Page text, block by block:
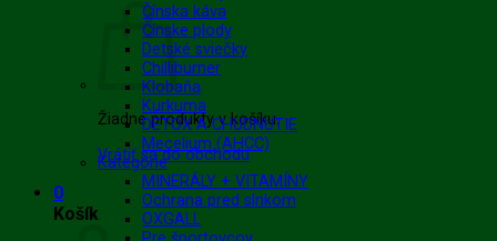
Žiadne produkty v košíku.
Vrátiť sa do obchodu
0
Košík
Čínska káva
Čínske plody
Detské sviečky
Chilliburner
Klobaňa
Kurkuma
DETOX A CHUDNUTIE
Mecelium (AHCC)
Kategórie
MINERÁLY + VITAMÍNY
Ochrana pred slnkom
OXGALL